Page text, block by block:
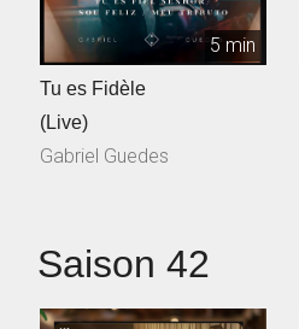
5 min
Tu es Fidèle
(Live)
Gabriel Guedes
Saison 42